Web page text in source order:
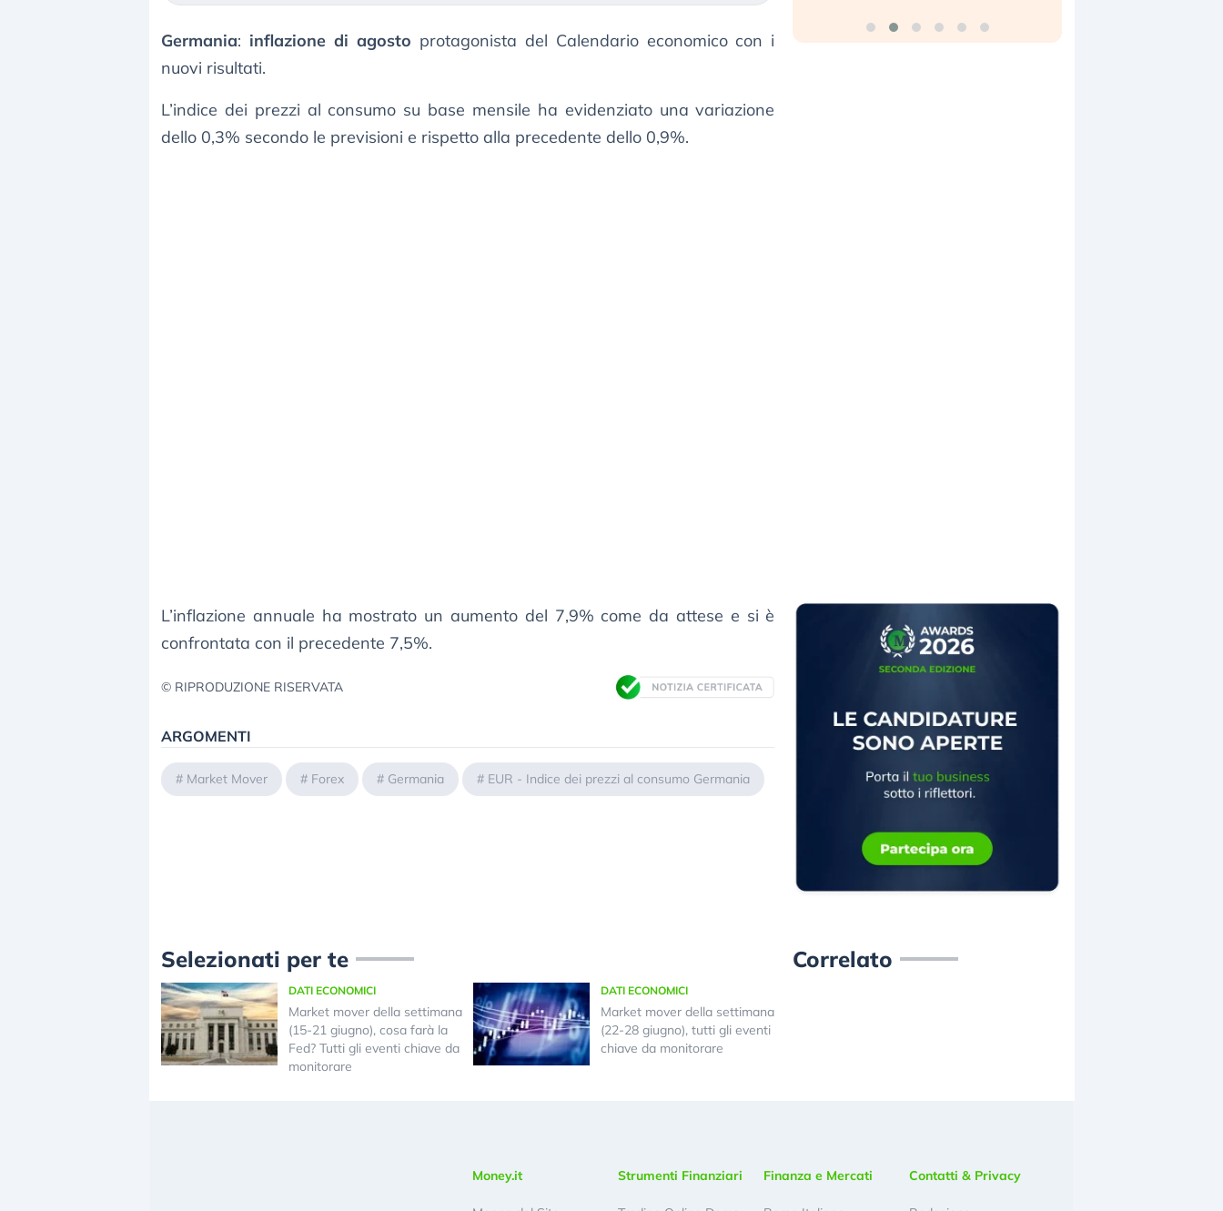
Germania: inflazione di agosto protagonista del Calendario economico con i
nuovi risultati.
L’indice dei prezzi al consumo su base mensile ha evidenziato una variazione
dello 0,3% secondo le previsioni e rispetto alla precedente dello 0,9%.
L’inflazione annuale ha mostrato un aumento del 7,9% come da attese e si è
confrontata con il precedente 7,5%.
© RIPRODUZIONE RISERVATA
ARGOMENTI
# Market Mover # Forex # Germania # EUR - Indice dei prezzi al consumo Germania
Selezionati per te
DATI ECONOMICI
Market mover della settimana
(15-21 giugno), cosa farà la
Fed? Tutti gli eventi chiave da
monitorare
DATI ECONOMICI
Market mover della settimana
(22-28 giugno), tutti gli eventi
chiave da monitorare
Correlato
Money.it Strumenti Finanziari Finanza e Mercati Contatti & Privacy